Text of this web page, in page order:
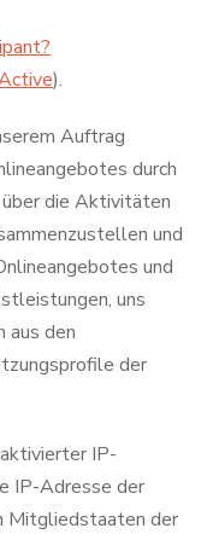
).
Auftrag
durch
die Aktivitäten
und
und
uns
aus den
der
IP-
IP-Adresse der
Mitgliedstaaten der